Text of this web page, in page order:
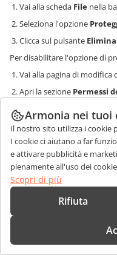
Vai alla scheda File nella
Seleziona l'opzione
Clicca sul pulsante
Per disabilitare l'opzione di
Vai alla pagina di modifica
Apri la sezione Permessi
Seleziona la casella
Gestire i permessi
Amministratori/Insegnanti
essere scaricati o stampati
Questo può essere fatto nella
Armonia nei tuoi
Il nostro sito utilizza i cookie
I cookie ci aiutano a far
e attivare pubblicità e
pienamente all'uso dei
Scopri di più
Rifiuta